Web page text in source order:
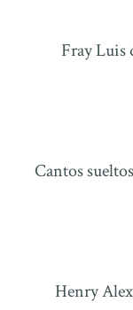
Fray Luis
Cantos
Henry